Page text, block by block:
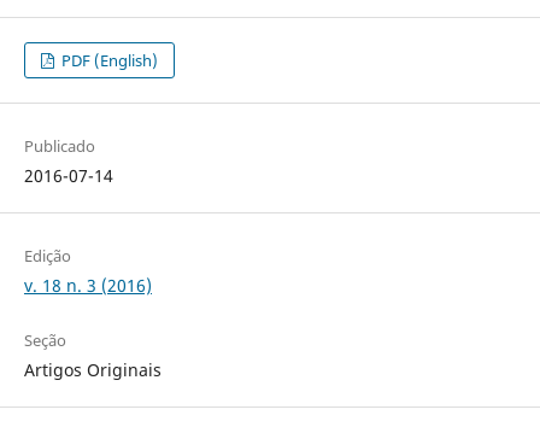
PDF (English)
Publicado
2016-07-14
Edição
v. 18 n. 3 (2016)
Seção
Artigos Originais